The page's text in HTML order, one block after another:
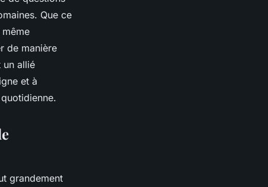
Que ce
de manière
un allié
et à
grandement